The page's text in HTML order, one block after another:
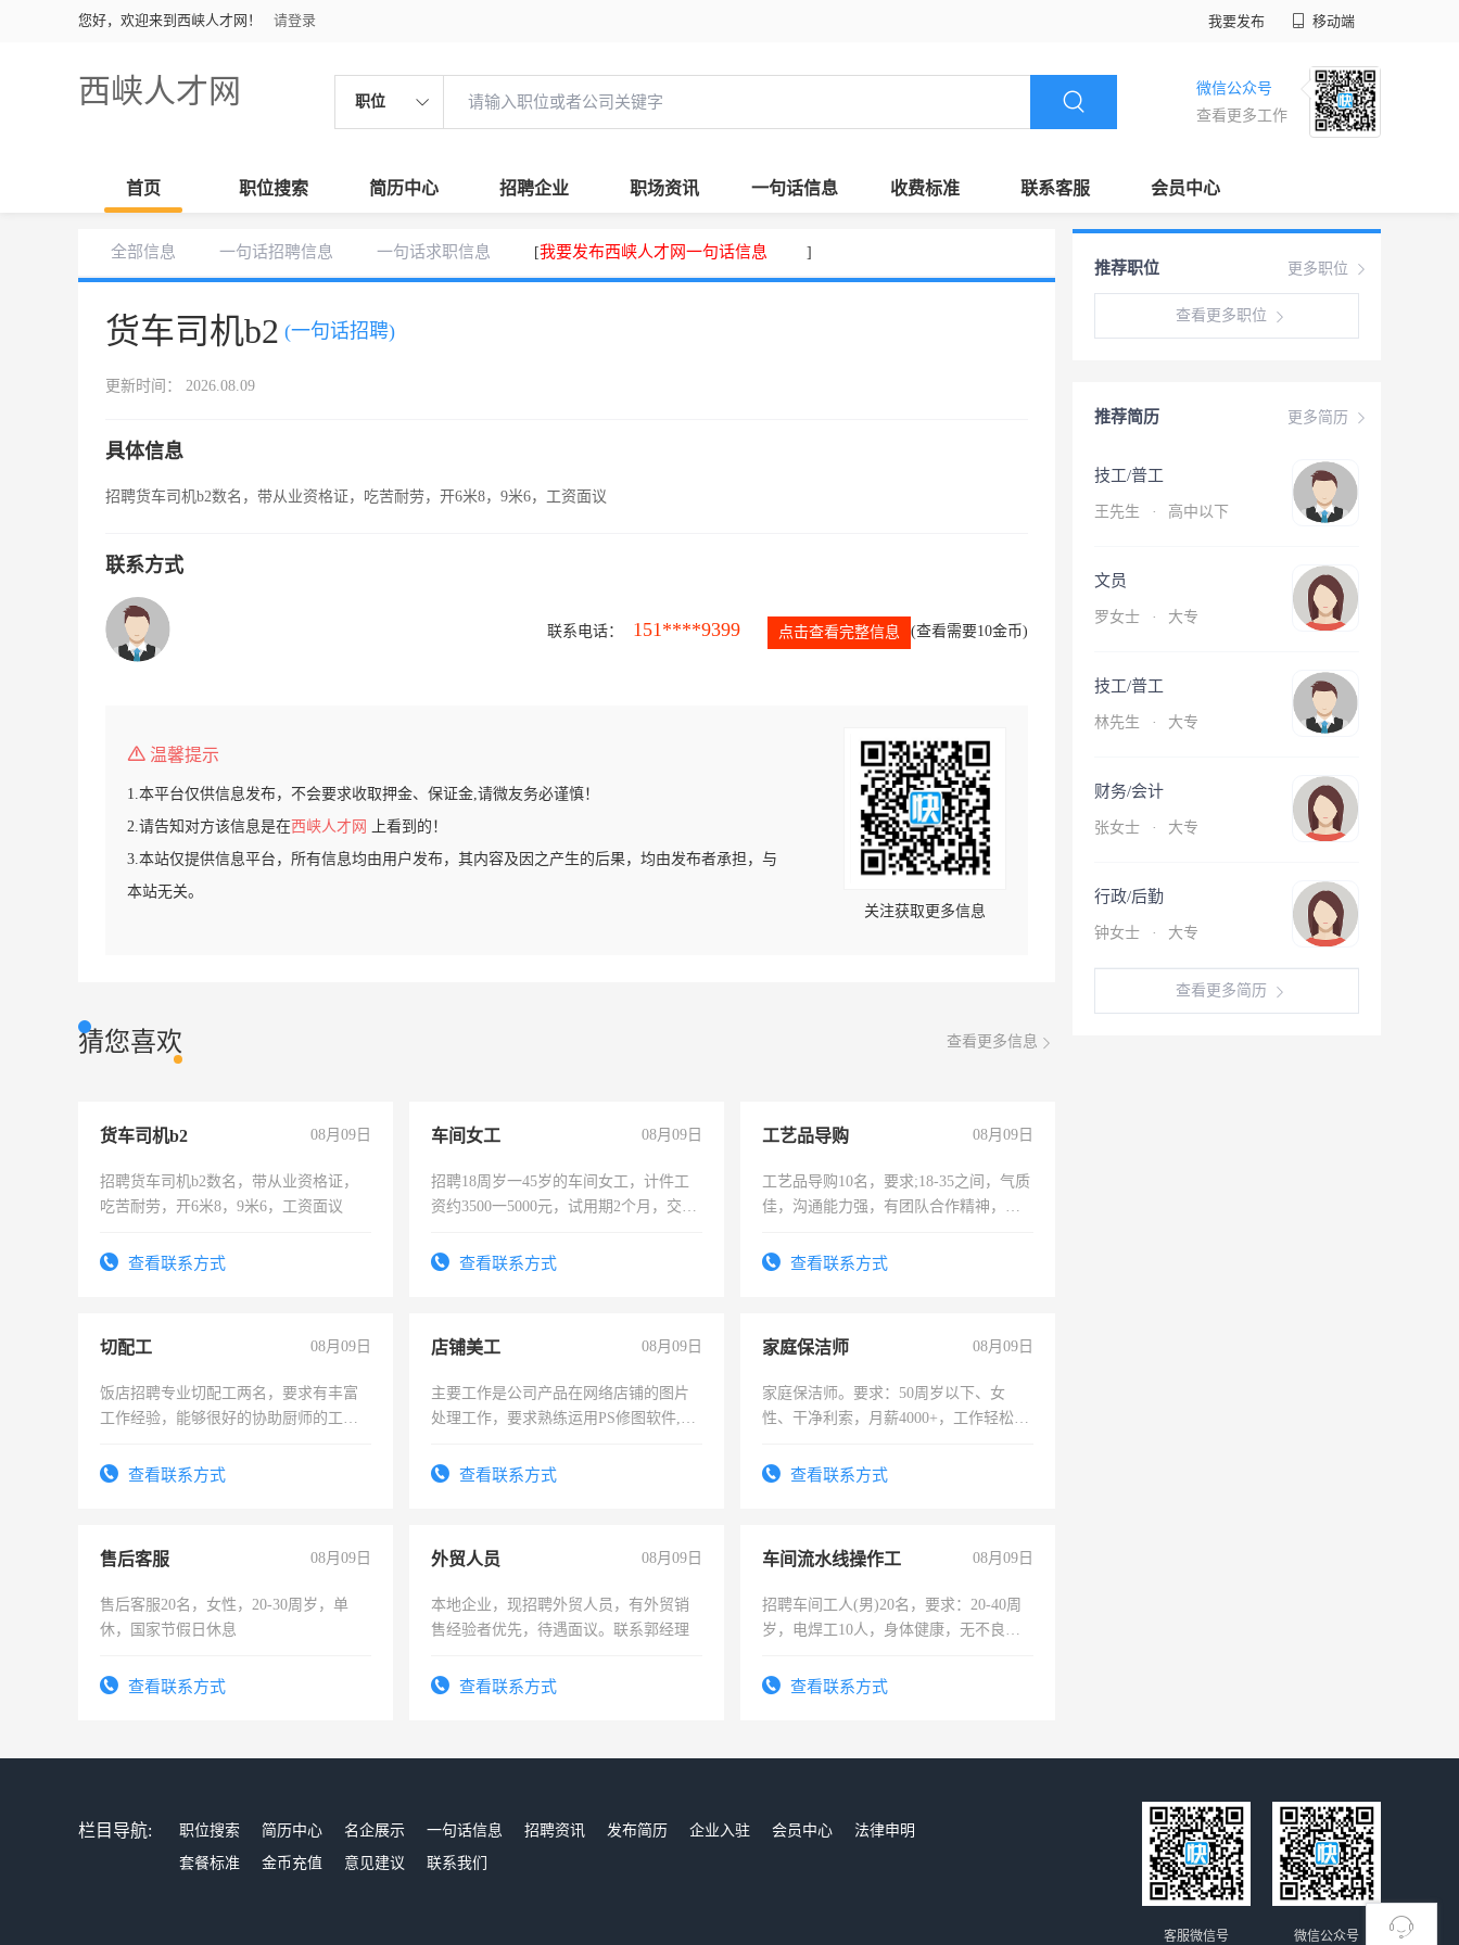
您好，欢迎来到西峡人才网！ 请登录 我要发布 移动端
西峡人才网 职位
微信公众号
查看更多工作
首页 职位搜索 简历中心 招聘企业 职场资讯 一句话信息 收费标准 联系客服 会员中心
全部信息 一句话招聘信息 一句话求职信息 [我要发布西峡人才网一句话信息 ]
货车司机b2 (一句话招聘)
更新时间： 2026.08.09
具体信息
招聘货车司机b2数名，带从业资格证，吃苦耐劳，开6米8，9米6，工资面议
联系方式
联系电话： 151****9399 点击查看完整信息 (查看需要10金币)
温馨提示
1.本平台仅供信息发布，不会要求收取押金、保证金,请微友务必谨慎！
2.请告知对方该信息是在西峡人才网
上看到的！
3.本站仅提供信息平台，所有信息均由用户发布，其内容及因之产生的后果，均由发布者承担，与
本站无关。
关注获取更多信息
猜您喜欢 查看更多信息
货车司机b2 08月09日
招聘货车司机b2数名，带从业资格证，
吃苦耐劳，开6米8，9米6，工资面议
查看联系方式
车间女工 08月09日
招聘18周岁一45岁的车间女工，计件工
资约3500一5000元，试用期2个月，交五
查看联系方式
工艺品导购 08月09日
工艺品导购10名，要求;18-35之间，气质
佳，沟通能力强，有团队合作精神，有
查看联系方式
切配工 08月09日
饭店招聘专业切配工两名，要求有丰富
工作经验，能够很好的协助厨师的工
4500。查看联系方式
店铺美工 08月09日
主要工作是公司产品在网络店铺的图片
处理工作，要求熟练运用PS修图软件,工
查看联系方式
家庭保洁师 08月09日
家庭保洁师。要求：50周岁以下、女
性、干净利索，月薪4000+，工作轻松，
太太等。查看联系方式
售后客服 08月09日
售后客服20名，女性，20-30周岁，单
休，国家节假日休息
查看联系方式
外贸人员 08月09日
本地企业，现招聘外贸人员，有外贸销
售经验者优先，待遇面议。联系郭经理
查看联系方式
车间流水线操作工 08月09日
招聘车间工人(男)20名，要求：20-40周
岁，电焊工10人，身体健康，无不良嗜
宿，免费发放劳保用品，两班倒，每月
查看联系方式
更多职位
推荐职位
查看更多职位
更多简历
推荐简历
技工/普工
王先生 · 高中以下
文员
罗女士 · 大专
技工/普工
林先生 · 大专
财务/会计
张女士 · 大专
行政/后勤
钟女士 · 大专
查看更多简历
栏目导航: 职位搜索 简历中心 名企展示 一句话信息 招聘资讯 发布简历 企业入驻 会员中心
法律申明
套餐标准
金币充值 意见建议 联系我们
微信公众号
客服微信号